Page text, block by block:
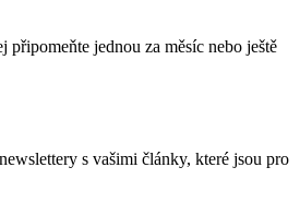
jednou za měsíc nebo ještě
s vašimi články, které jsou pro